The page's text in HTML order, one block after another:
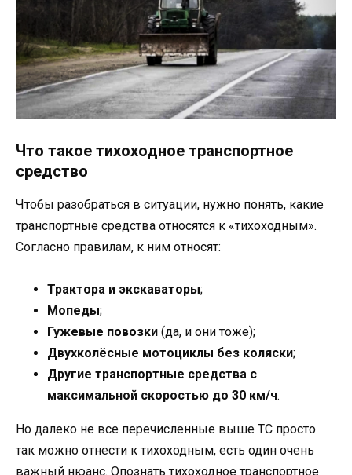
Что такое тихоходное транспортное
средство
Чтобы разобраться в ситуации, нужно понять, какие
транспортные средства относятся к «тихоходным».
Согласно правилам, к ним относят:
Трактора и экскаваторы;
Мопеды;
Гужевые повозки (да, и они тоже);
Двухколёсные мотоциклы без коляски;
Другие транспортные средства с
максимальной скоростью до 30 км/ч.
Но далеко не все перечисленные выше ТС просто
так можно отнести к тихоходным, есть один очень
важный нюанс. Опознать тихоходное транспортное